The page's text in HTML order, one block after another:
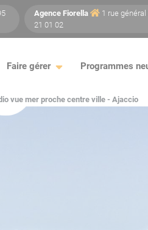
Agence Fiorella 1 rue
21 01 02
Faire gérer Programmes
vue mer proche centre ville - Ajaccio